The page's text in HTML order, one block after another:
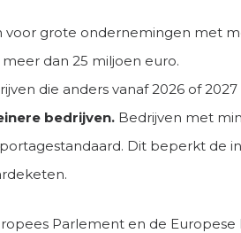
voor grote ondernemingen met
dan 25 miljoen euro.
die anders vanaf 2026 of
bedrijven. Bedrijven met
Dit beperkt de
Parlement en de Europese